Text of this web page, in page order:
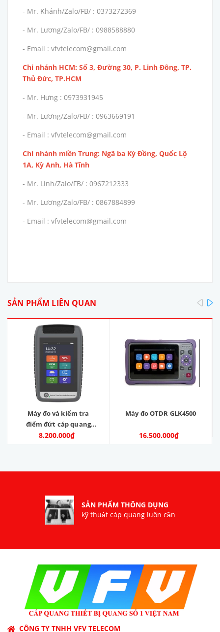
- Mr. Khánh/Zalo/FB/ : 0373272369
- Mr. Lương/Zalo/FB/ : 0988588880
- Email : vfvtelecom@gmail.com
Chi nhánh HCM: Số 3, Đường 30, P. Linh Đông, TP.
Thủ Đức, TP.HCM
- Mr. Hưng : 0973931945
- Mr. Lương/Zalo/FB/ : 0963669191
- Email : vfvtelecom@gmail.com
Chi nhánh miền Trung: Ngã ba Kỳ Đồng, Quốc Lộ
1A, Kỳ Anh, Hà Tĩnh
- Mr. Linh/Zalo/FB/ : 0967212333
- Mr. Lương/Zalo/FB/ : 0867884899
- Email : vfvtelecom@gmail.com
SẢN PHẨM LIÊN QUAN
Máy đo và kiểm tra
điểm đứt cáp quang
OTDR. Model: OTDR-V9.
8.200.000₫
Máy đo OTDR GLK4500
16.500.000₫
SẢN PHẨM THÔNG DỤNG
kỹ thuật cáp quang luôn cần
CÔNG TY TNHH VFV TELECOM